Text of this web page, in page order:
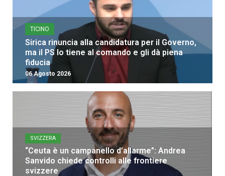
TICINO
Sirica rinuncia alla candidatura per il Governo,
ma il PS lo tiene al comando e gli dà piena
fiducia
06 Agosto 2026
SVIZZERA
“Ceuta è un campanello d’allarme”: Andrea
Sanvido chiede controlli alle frontiere
svizzere